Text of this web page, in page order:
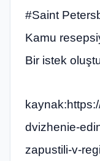
#Saint
Kamu
Bir istek
dvizhenie-
zapustili-v-